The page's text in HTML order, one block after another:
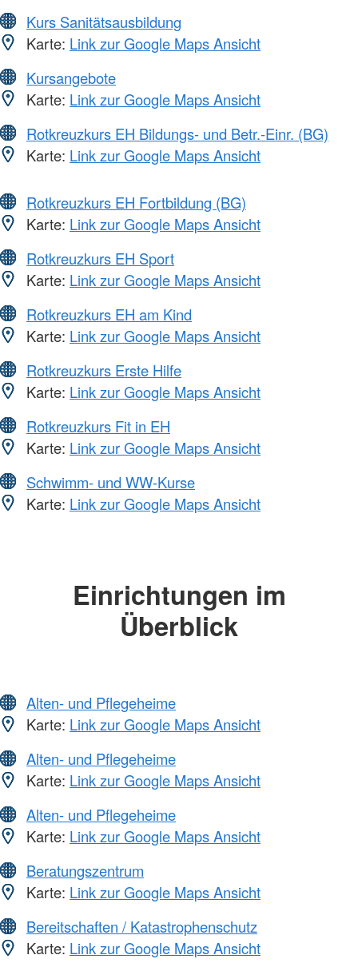
Kurs Sanitätsausbildung
Karte: Link zur Google Maps Ansicht
Kursangebote
Karte: Link zur Google Maps Ansicht
Rotkreuzkurs EH Bildungs- und Betr.-Einr. (BG)
Karte: Link zur Google Maps Ansicht
Rotkreuzkurs EH Fortbildung (BG)
Karte: Link zur Google Maps Ansicht
Rotkreuzkurs EH Sport
Karte: Link zur Google Maps Ansicht
Rotkreuzkurs EH am Kind
Karte: Link zur Google Maps Ansicht
Rotkreuzkurs Erste Hilfe
Karte: Link zur Google Maps Ansicht
Rotkreuzkurs Fit in EH
Karte: Link zur Google Maps Ansicht
Schwimm- und WW-Kurse
Karte: Link zur Google Maps Ansicht
Einrichtungen im
Überblick
Alten- und Pflegeheime
Karte: Link zur Google Maps Ansicht
Alten- und Pflegeheime
Karte: Link zur Google Maps Ansicht
Alten- und Pflegeheime
Karte: Link zur Google Maps Ansicht
Beratungszentrum
Karte: Link zur Google Maps Ansicht
Bereitschaften / Katastrophenschutz
Karte: Link zur Google Maps Ansicht